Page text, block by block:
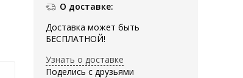
О доставке:
Доставка может быть
БЕСПЛАТНОЙ!
Узнать о доставке
Поделись с друзьями